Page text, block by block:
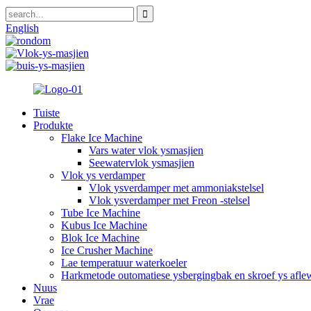
English
Tuiste
Produkte
Flake Ice Machine
Vars water vlok ysmasjien
Seewatervlok ysmasjien
Vlok ys verdamper
Vlok ysverdamper met ammoniakstelsel
Vlok ysverdamper met Freon -stelsel
Tube Ice Machine
Kubus Ice Machine
Blok Ice Machine
Ice Crusher Machine
Lae temperatuur waterkoeler
Harkmetode outomatiese ysbergingbak en skroef ys
Nuus
Vrae